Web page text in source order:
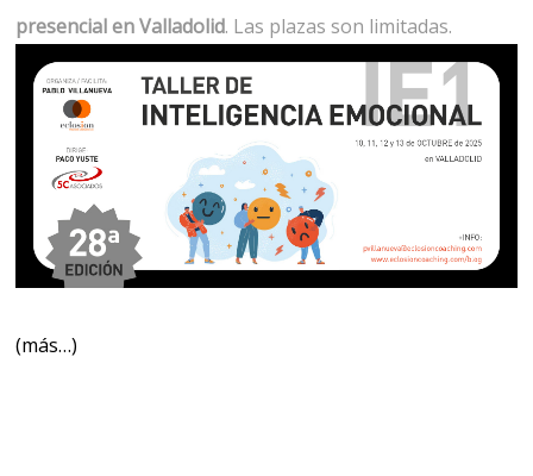
presencial en Valladolid. Las plazas son limitadas.
(más…)